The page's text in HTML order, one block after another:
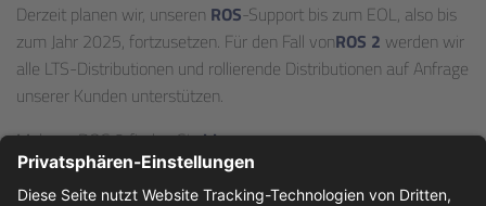
Derzeit planen wir, unseren ROS-Support bis zum EOL, also bis
zum Jahr 2025, fortzusetzen. Für den Fall vonROS 2 werden wir
alle LTS-Distributionen und rollierende Distributionen auf Anfrage
unserer Kunden unterstützen.
Mehr zu ROS 2 finden Siehier.